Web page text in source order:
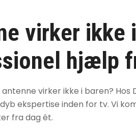
virker ikke
hjælp
virker ikke i baren? Hos
ekspertise inden for tv. Vi
fra dag ét.